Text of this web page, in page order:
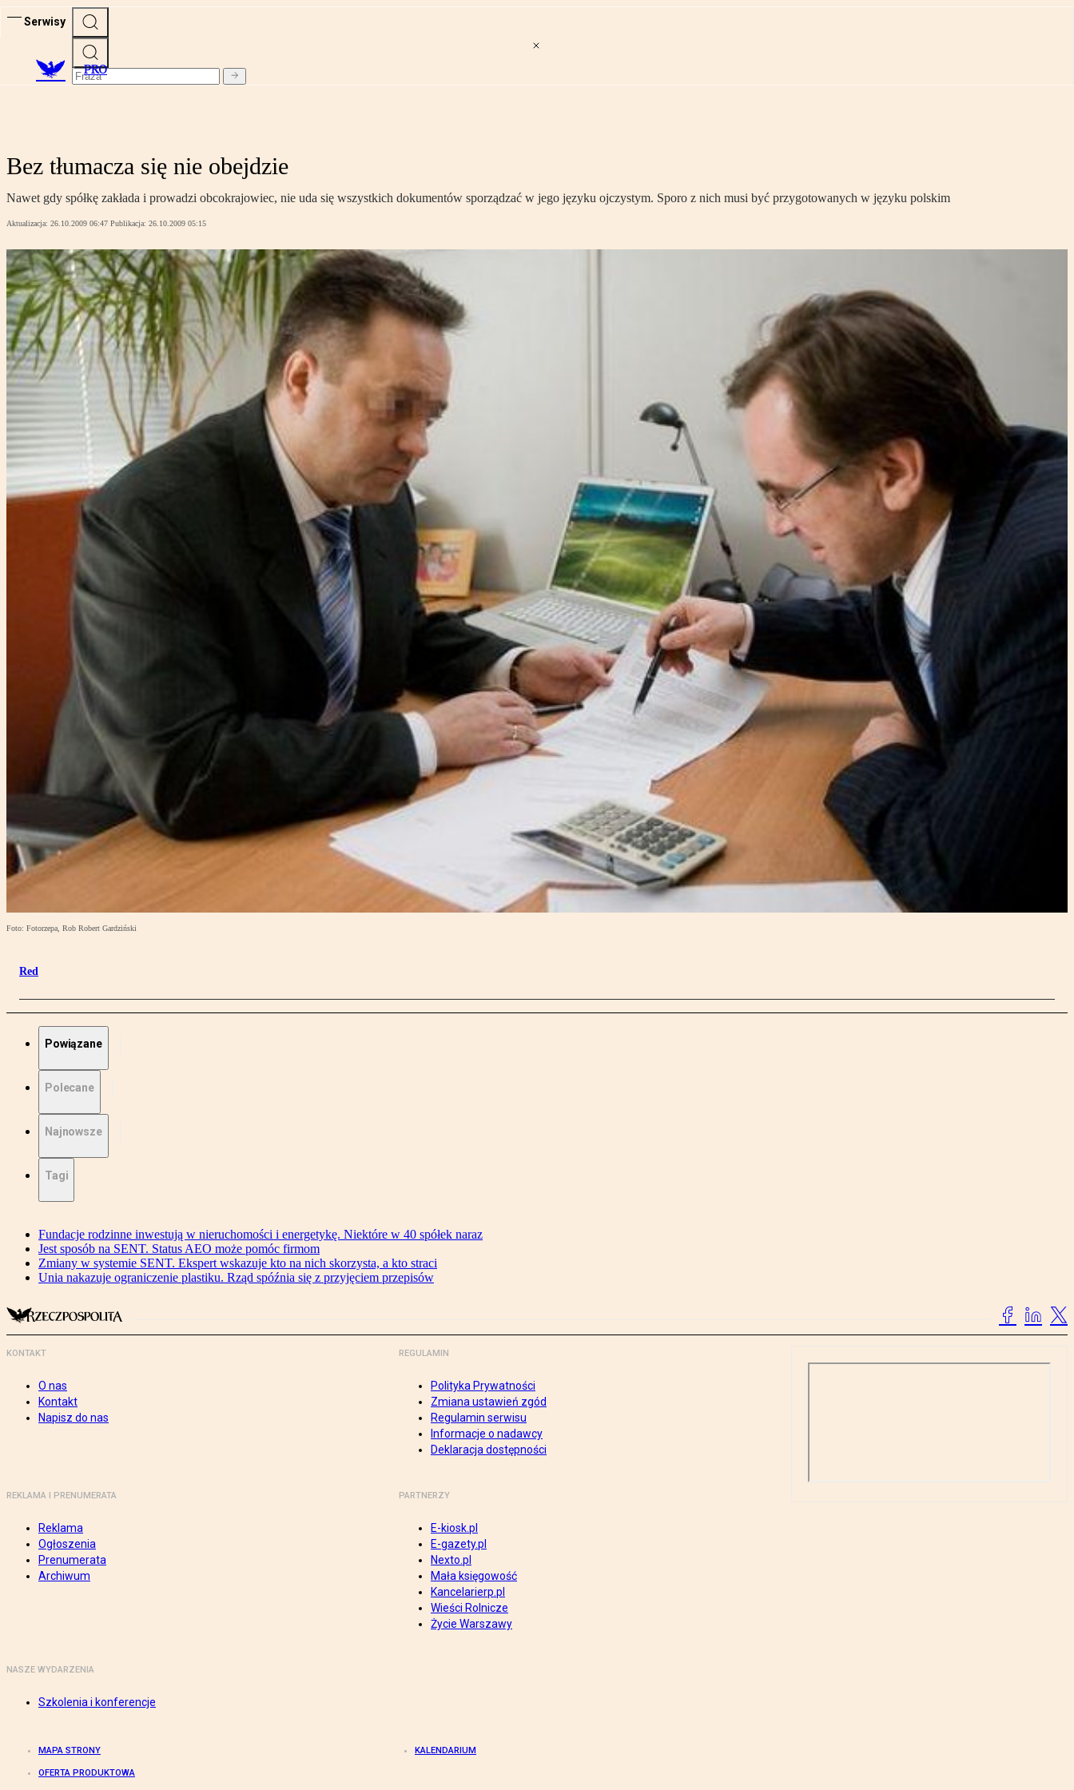
Serwisy
PRO
Bez tłumacza się nie obejdzie
Nawet gdy spółkę zakłada i prowadzi obcokrajowiec, nie uda się wszystkich dokumentów sporządzać w jego języku ojczystym. Sporo z nich musi być przygotowanych w języku polskim
Aktualizacja: 26.10.2009 06:47 Publikacja: 26.10.2009 05:15
Foto: Fotorzepa, Rob Robert Gardziński
Red
Powiązane
Polecane
Najnowsze
Tagi
Fundacje rodzinne inwestują w nieruchomości i energetykę. Niektóre w 40 spółek naraz
Jest sposób na SENT. Status AEO może pomóc firmom
Zmiany w systemie SENT. Ekspert wskazuje kto na nich skorzysta, a kto straci
Unia nakazuje ograniczenie plastiku. Rząd spóźnia się z przyjęciem przepisów
KONTAKT
O nas
Kontakt
Napisz do nas
REGULAMIN
Polityka Prywatności
Zmiana ustawień zgód
Regulamin serwisu
Informacje o nadawcy
Deklaracja dostępności
REKLAMA I PRENUMERATA
Reklama
Ogłoszenia
Prenumerata
Archiwum
PARTNERZY
E-kiosk.pl
E-gazety.pl
Nexto.pl
Mała księgowość
Kancelarierp.pl
Wieści Rolnicze
Życie Warszawy
NASZE WYDARZENIA
Szkolenia i konferencje
MAPA STRONY KALENDARIUM
OFERTA PRODUKTOWA